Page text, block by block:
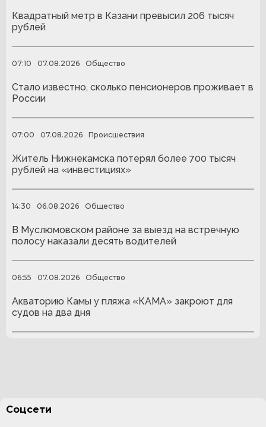
Квадратный метр в Казани превысил 206 тысяч
рублей
07:10 07.08.2026 Общество
Стало известно, сколько пенсионеров проживает в
России
07:00 07.08.2026 Происшествия
Житель Нижнекамска потерял более 700 тысяч
рублей на «инвестициях»
14:30 06.08.2026 Общество
В Муслюмовском районе за выезд на встречную
полосу наказали десять водителей
06:55 07.08.2026 Общество
Акваторию Камы у пляжа «КАМА» закроют для
судов на два дня
Соцсети